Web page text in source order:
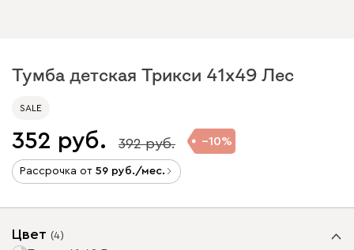
Тумба детская Трикси 41x49 Лес ​
SALE
352 392 10
Рассрочка от 59 /мес.
Цвет (4)